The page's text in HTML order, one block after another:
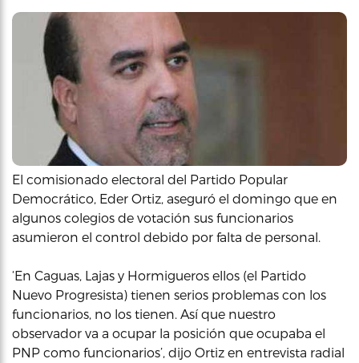
El comisionado electoral del Partido Popular
Democrático, Eder Ortiz, aseguró el domingo que en
algunos colegios de votación sus funcionarios
asumieron el control debido por falta de personal.
‘En Caguas, Lajas y Hormigueros ellos (el Partido
Nuevo Progresista) tienen serios problemas con los
funcionarios, no los tienen. Así que nuestro
observador va a ocupar la posición que ocupaba el
PNP como funcionarios’, dijo Ortiz en entrevista radial